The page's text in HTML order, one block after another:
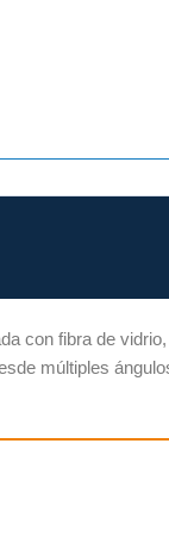
con fibra de
múltiples